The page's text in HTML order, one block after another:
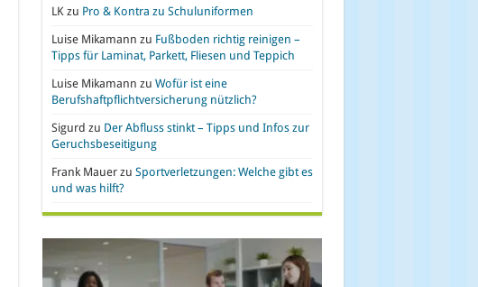
LKzu Pro & Kontra zu Schuluniformen
Luise Mikamann zu Fußboden richtig reinigen –
Tipps für Laminat, Parkett, Fliesen und Teppich
Luise Mikamann zu Wofür ist eine
Berufshaftpflichtversicherung nützlich?
Sigurd zu Der Abfluss stinkt – Tipps und Infos zur
Geruchsbeseitigung
Frank Mauerzu Sportverletzungen: Welche gibt es
und was hilft?